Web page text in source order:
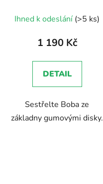
Ihned k odeslání (>5 ks)
1 190 Kč
DETAIL
Sestřelte Boba ze
základny gumovými disky.